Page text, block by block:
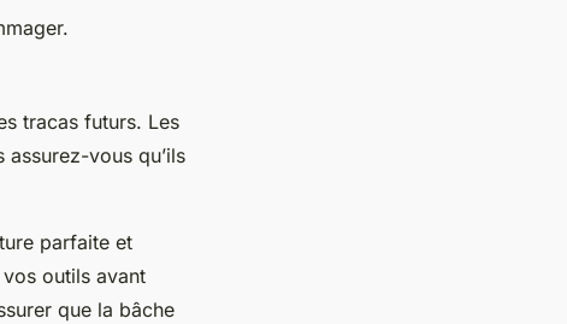
tracas futurs. Les
vous qu’ils
parfaite et
outils avant
que la bâche